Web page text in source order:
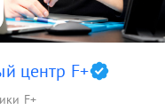
центр F+
F+